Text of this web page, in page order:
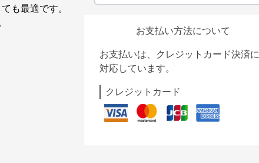
も最適です。
お支払い方法について
お支払いは、クレジットカード決済に
対応しています。
クレジットカード